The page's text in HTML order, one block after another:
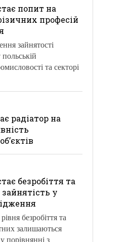
попит на
професій
зайнятості
польській
та секторі
радіатор на
безробіття та
у
безробіття та
залишаються
порівнянні з